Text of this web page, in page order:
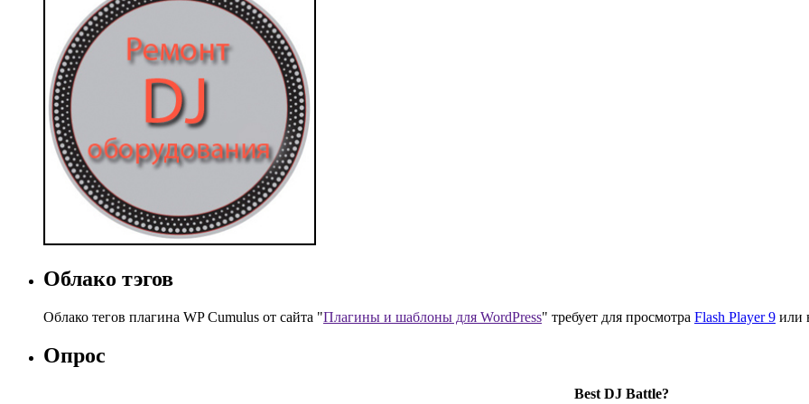
Облако тэгов
Облако тегов плагина WP Cumulus от сайта "Плагины и шаблоны для WordPress" требует для просмотра Flash Player 9 или
Опрос
Best DJ Battle?